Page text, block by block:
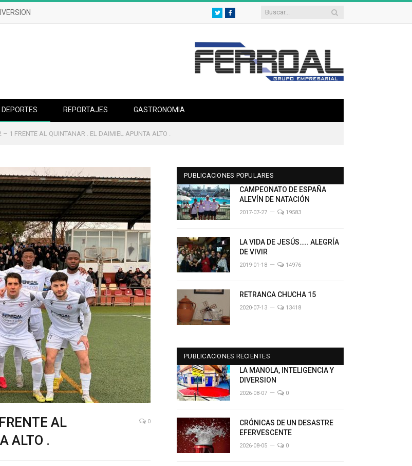
TwitterFacebook
DEPORTES REPORTAJES GASTRONOMIA
– 1 FRENTE AL QUINTANAR . EL DAIMIEL APUNTA ALTO .
AL
ALTO .
0
PUBLICACIONES POPULARES
CAMPEONATO DE ESPAÑA
ALEVÍN DE NATACIÓN
2017-07-27 19583
LA VIDA DE JESÚS….. ALEGRÍA
DE VIVIR
2019-01-18 14976
RETRANCA CHUCHA 15
2020-07-13 13418
PUBLICACIONES RECIENTES
LA MANOLA, INTELIGENCIA Y
DIVERSION
2026-08-07 0
CRÓNICAS DE UN DESASTRE
EFERVESCENTE
2026-08-05 0